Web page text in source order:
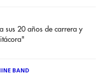
sus 20 años de carrera y
BAND